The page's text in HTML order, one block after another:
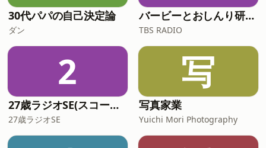
30代パパの自己決定論
ダン
バービーとおしんり研究所
TBS RADIO
2
27歳ラジオSE(スコーン＆エピ)
27歳ラジオSE
写
写真家業
Yuichi Mori Photography